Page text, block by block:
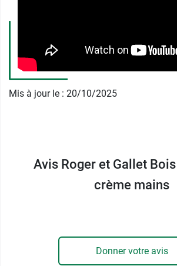
bureau.
Découvrez également l'
bienfaisante Bois d'Orange Roger
Mis à jour le : 20/10/2025
Avis Roger et Gallet
crème mains
Donner votre avis